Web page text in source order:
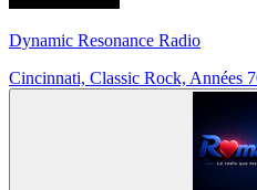
Dynamic Resonance Radio
Cincinnati, Classic Rock, Années